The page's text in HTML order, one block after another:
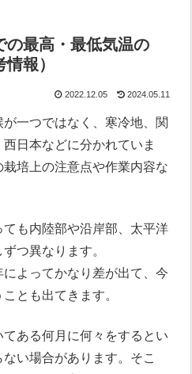
の最高・最低気温の
報）
2022.12.05 2024.05.11
一つではなく、寒冷地、関
日本などに分かれていま
培上の注意点や作業内容な
も内陸部や沿岸部、太平洋
つ異なります。
よってかなり差が出て、今
とも出てきます。
ある何月に何々をするとい
い場合があります。そこ